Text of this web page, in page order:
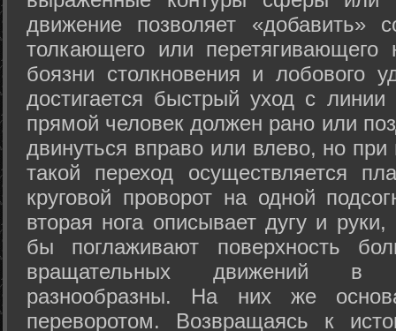
движение позволяет «добавить»
толкающего или перетягивающего
боязни столкновения и лобового
достигается быстрый уход с
прямой человек должен рано или
двинуться вправо или влево, но
такой переход осуществляется
круговой проворот на одной
вторая нога описывает дугу и
бы поглаживают поверхность
вращательных движений в
разнообразны. На них же
переворотом. Возвращаясь к